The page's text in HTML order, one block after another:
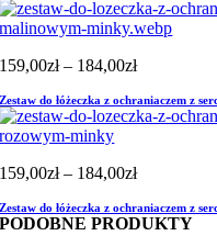
159,00zł – 184,00złZakres
od
159,00zł
Zestaw do łóżeczka z ochraniaczem z
159,00zł – 184,00złZakres
od
159,00zł
Zestaw do łóżeczka z ochraniaczem z
PODOBNE PRODUKTY